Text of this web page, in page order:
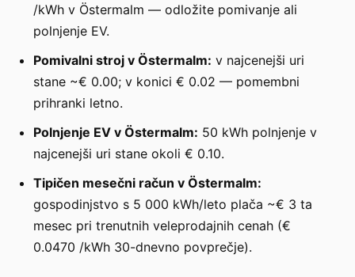
/kWh v Östermalm — odložite pomivanje ali
polnjenje EV.
Pomivalni stroj v Östermalm: v najcenejši uri
stane ~€ 0.00; v konici € 0.02 — pomembni
prihranki letno.
Polnjenje EV v Östermalm: 50 kWh polnjenje v
najcenejši uri stane okoli € 0.10.
Tipičen mesečni račun v Östermalm:
gospodinjstvo s 5 000 kWh/leto plača ~€ 3 ta
mesec pri trenutnih veleprodajnih cenah (€
0.0470 /kWh 30-dnevno povprečje).